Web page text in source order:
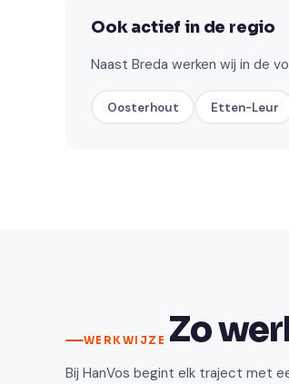
Ook actief in de regio
Naast Breda werken wij in de
Oosterhout Etten-Leur
WERKWIJZE Zo
Bij HanVos begint elk traject met